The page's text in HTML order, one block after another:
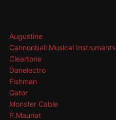
Augustine
Cannonball Musical Instruments
Cleartone
Danelectro
Fishman
Gator
Monster Cable
P.Mauriat